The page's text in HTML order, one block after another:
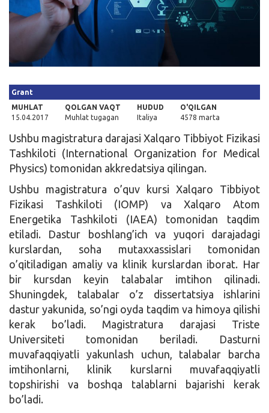
Kirish
Grant
MUHLAT
15.04.2017
QOLGAN VAQT
Muhlat tugagan
HUDUD
Italiya
O'QILGAN
4578 marta
Ushbu magistratura darajasi Xalqaro Tibbiyot Fizikasi
Tashkiloti (International Organization for Medical
Physics) tomonidan akkredatsiya qilingan.
Ushbu magistratura o’quv kursi Xalqaro Tibbiyot
Fizikasi Tashkiloti (IOMP) va Xalqaro Atom
Energetika Tashkiloti (IAEA) tomonidan taqdim
etiladi. Dastur boshlang’ich va yuqori darajadagi
kurslardan, soha mutaxxassislari tomonidan
o’qitiladigan amaliy va klinik kurslardan iborat. Har
bir kursdan keyin talabalar imtihon qilinadi.
Shuningdek, talabalar o’z dissertatsiya ishlarini
dastur yakunida, so’ngi oyda taqdim va himoya qilishi
kerak bo’ladi. Magistratura darajasi Triste
Universiteti tomonidan beriladi. Dasturni
muvafaqqiyatli yakunlash uchun, talabalar barcha
imtihonlarni, klinik kurslarni muvafaqqiyatli
topshirishi va boshqa talablarni bajarishi kerak
bo’ladi.